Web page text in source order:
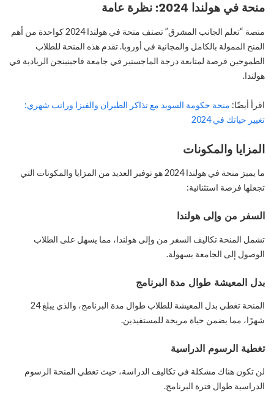
منحة في هولندا 2024: نظرة عامة
منصة “تعلم الجانب المشرق” تصنف منحة في هولندا 2024 كواحدة من أهم
المنح الممولة بالكامل والمجانية في أوروبا. تقدم هذه المنحة للطلاب
الطموحين فرصة لمتابعة درجة الماجستير في جامعة فاجينينجن الريادية في
هولندا.
اقرأ أيضًا: منحة حكومة السويد مع تذاكر الطيران والفيزا وراتب شهري:
تغيير حياتك في 2024
المزايا والمكونات
ما يميز منحة في هولندا 2024 هو توفير العديد من المزايا والمكونات التي
تجعلها فرصة استثنائية:
السفر من وإلى هولندا
تشمل المنحة تكاليف السفر من وإلى هولندا، مما يسهل على الطلاب
الوصول إلى الجامعة بسهولة.
بدل المعيشة طوال مدة البرنامج
المنحة تغطي بدل المعيشة للطلاب طوال مدة البرنامج، والذي يبلغ 24
شهرًا، مما يضمن حياة مريحة للمستفيدين.
تغطية الرسوم الدراسية
لن تكون هناك مشكلة في تكاليف الدراسة، حيث تغطي المنحة الرسوم
الدراسية طوال فترة البرنامج.